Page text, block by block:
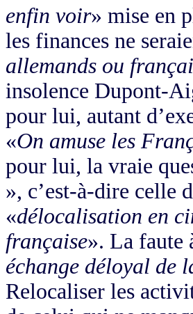
enfin voir» mise en
les finances ne
allemands ou
insolence Dupont-
pour lui, autant
«On amuse les
pour lui, la vraie
», c’est-à-dire celle
«délocalisation en
française». La faute
échange déloyal de
Relocaliser les